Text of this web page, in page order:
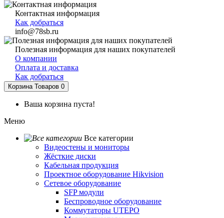
Контактная информация
Как добраться
info@78sb.ru
Полезная информация для наших покупателей
О компании
Оплата и доставка
Как добраться
Корзина Товаров 0
Ваша корзина пуста!
Меню
Все категории
Видеостены и мониторы
Жёсткие диски
Кабельная продукция
Проектное оборудование Hikvision
Сетевое оборудование
SFP модули
Беспроводное оборудование
Коммутаторы UTEPO